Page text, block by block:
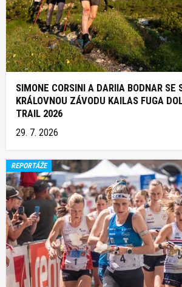
SIMONE CORSINI A DARIIA BODNAR SE
KRÁLOVNOU ZÁVODU KAILAS FUGA
TRAIL 2026
29. 7. 2026
REPORTÁŽE